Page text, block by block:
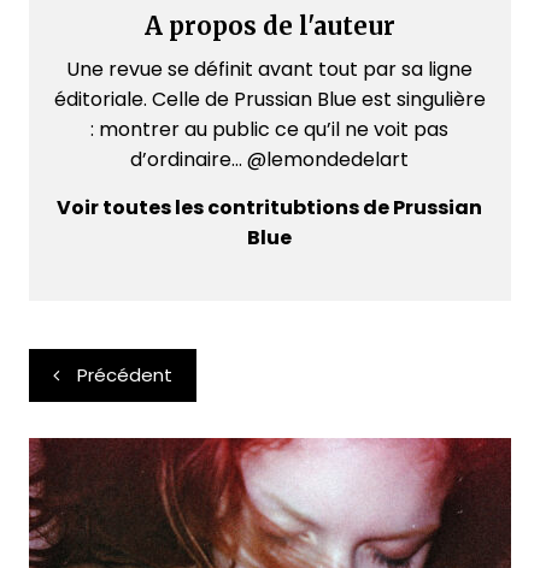
A propos de l'auteur
Une revue se définit avant tout par sa ligne
éditoriale. Celle de Prussian Blue est singulière
: montrer au public ce qu’il ne voit pas
d’ordinaire... @lemondedelart
Voir toutes les contritubtions de Prussian
Blue
Navigation
de
l’article
Précédent